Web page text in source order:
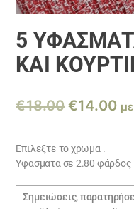
5
ΚΑΙ
€18.00 Original
was:
€18.00.
€14.00Η
Επιλεξτε το χρωμα .
Υφασματα σε 2.80 φάρδος
Σημειώσεις